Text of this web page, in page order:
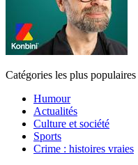
Catégories les plus populaires
Humour
Actualités
Culture et société
Sports
Crime : histoires vraies